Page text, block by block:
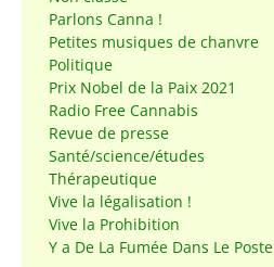
Parlons Canna !
Petites musiques de chanvre
Politique
Prix Nobel de la Paix 2021
Radio Free Cannabis
Revue de presse
Santé/science/études
Thérapeutique
Vive la légalisation !
Vive la Prohibition
Y a De La Fumée Dans Le Poste